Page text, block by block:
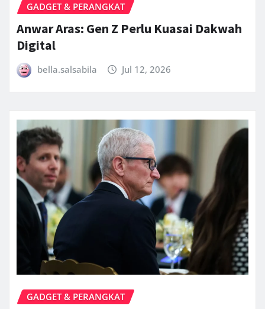
GADGET & PERANGKAT
Anwar Aras: Gen Z Perlu Kuasai Dakwah
Digital
bella.salsabila Jul 12, 2026
GADGET & PERANGKAT